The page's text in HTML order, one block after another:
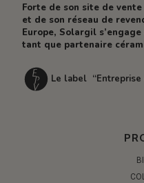
Forte de son site de
et de son réseau de
Europe, Solargil
tant que partenaire
Le label “Entreprise